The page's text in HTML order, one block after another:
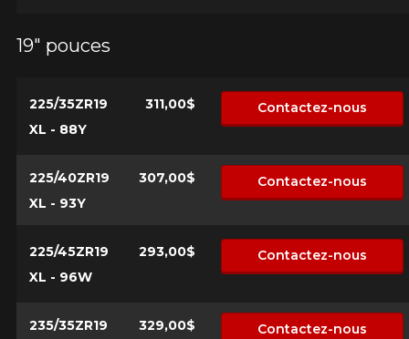
19" pouces
225/35ZR19
XL - 88Y
311,00$ Contactez-nous
225/40ZR19
XL - 93Y
307,00$ Contactez-nous
225/45ZR19
XL - 96W
293,00$ Contactez-nous
235/35ZR19
329,00$ Contactez-nous